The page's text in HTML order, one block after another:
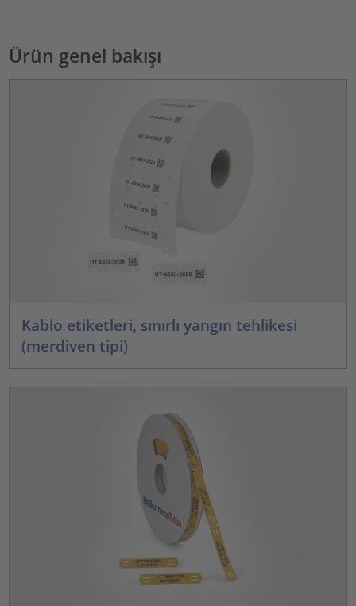
Ürün genel bakışı
Kablo etiketleri, sınırlı yangın tehlikesi
(merdiven tipi)